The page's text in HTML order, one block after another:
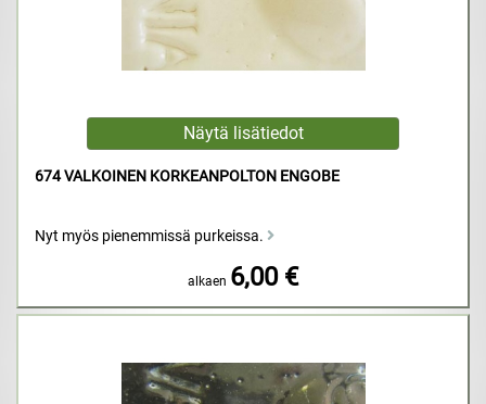
674 VALKOINEN KORKEANPOLTON ENGOBE
Nyt myös pienemmissä purkeissa.
alkaen 6,00 €